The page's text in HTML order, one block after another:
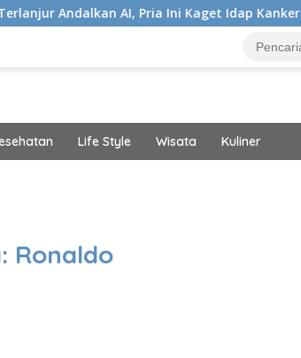
Pria Ini Kaget Idap Kanker Stadium 4
Life Style Wisata Kuliner
Ronaldo